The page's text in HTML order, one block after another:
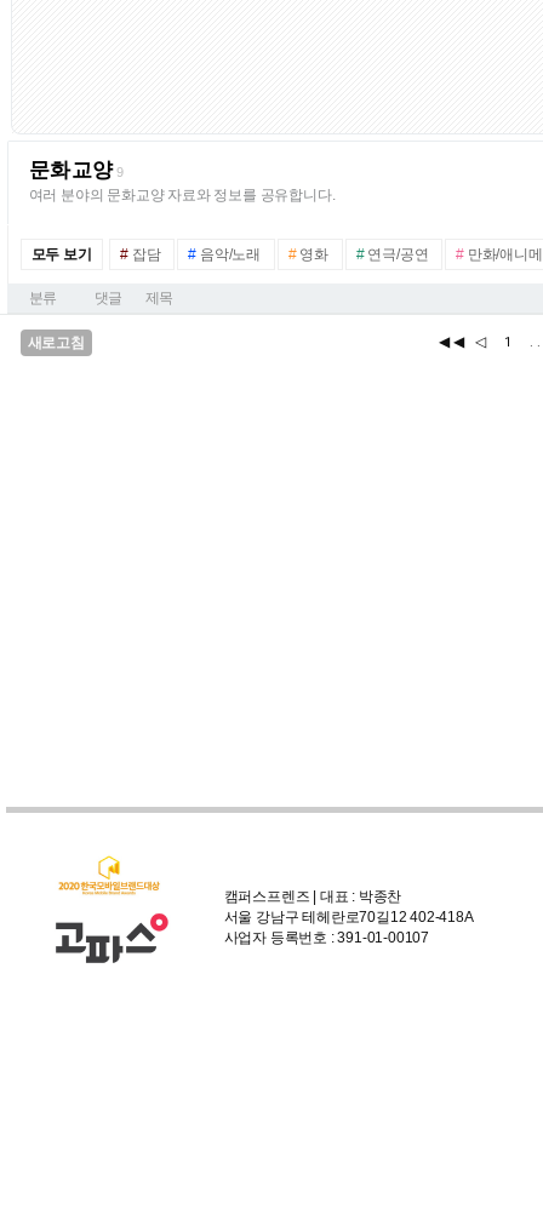
문화교양 9
여러 분야의 문화교양 자료와 정보를 공유합니다.
모두 보기 # 잡담 # 음악/노래 #영화 #연극/공연 # 만화/애니
분류 댓글 제목
새로고침 ◀◀ ◁ 1
캠퍼스프렌즈 | 대표 : 박종찬
서울 강남구 테헤란로70길12 402-418A
사업자 등록번호 : 391-01-00107